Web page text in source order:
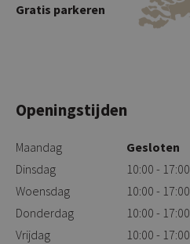
Gratis parkeren
Openingstijden
Maandag
Gesloten
Dinsdag
10:00 - 17:00
Woensdag
10:00 - 17:00
Donderdag
10:00 - 17:00
Vrijdag
10:00 - 17:00